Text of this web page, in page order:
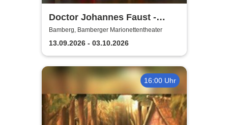
Doctor Johannes Faust -
Bamberger
Marionettentheater
Bamberg, Bamberger Marionettentheater
13.09.2026 - 03.10.2026
16:00 Uhr